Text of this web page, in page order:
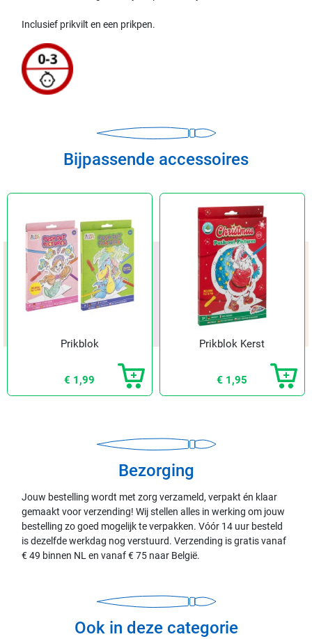
Inclusief prikvilt en een prikpen.
Bijpassende accessoires
Prikblok
€ 1,99
Prikblok Kerst
€ 1,95
Bezorging
Jouw bestelling wordt met zorg verzameld, verpakt én klaar
gemaakt voor verzending! Wij stellen alles in werking om jouw
bestelling zo goed mogelijk te verpakken. Vóór 14 uur besteld
is dezelfde werkdag nog verstuurd. Verzending is gratis vanaf
€ 49 binnen NL en vanaf € 75 naar België.
Ook in deze categorie